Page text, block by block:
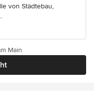
von Städtebau,
Main